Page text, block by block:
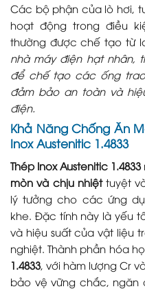
Các bộ phận của lò hơi,
hoạt động trong điều
thường được chế tạo từ
nhà máy điện hạt nhân,
để chế tạo các ống
đảm bảo an toàn và
điện.
Khả Năng Chống Ăn
Inox Austenitic 1.4833
Thép Inox Austenitic 1.4833
mòn và chịu nhiệttuyệt
lý tưởng cho các ứng
khe. Đặc tính này là yếu
và hiệu suất của vật liệu
nghiệt. Thành phần hóa
1.4833, với hàm lượng Cr
bảo vệ vững chắc, ngăn